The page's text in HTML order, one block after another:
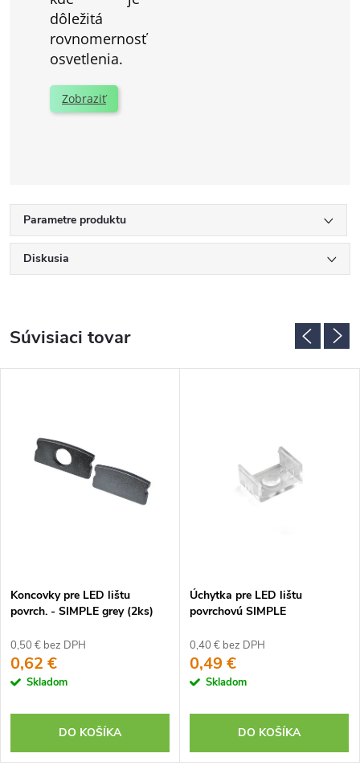
dôležitá
rovnomernosť
osvetlenia.
Zobraziť
Parametre produktu
Diskusia
Súvisiaci tovar
Koncovky pre LED lištu
povrch. - SIMPLE grey (2ks)
0,50 € bez DPH
0,62 €
Skladom
DO KOŠÍKA
Úchytka pre LED lištu
povrchovú SIMPLE
0,40 € bez DPH
0,49 €
Skladom
DO KOŠÍKA